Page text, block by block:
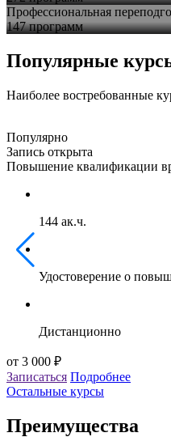
Профессиональная
147 программ
Популярные
Наиболее востребованные
Популярно
Запись открыта
Повышение квалификации
144 ак.ч.
Удостоверение о
Дистанционно
от 3 000 ₽
Записаться Подробнее
Остальные курсы
Преимущества